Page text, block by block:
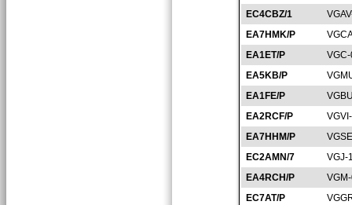
EC4CBZ/1
EA7HMK/P
EA1ET/P
EA5KB/P
EA1FE/P
EA2RCF/P
EA7HHM/P
EC2AMN/7
VGJ-
EA4RCH/P
EC7AT/P